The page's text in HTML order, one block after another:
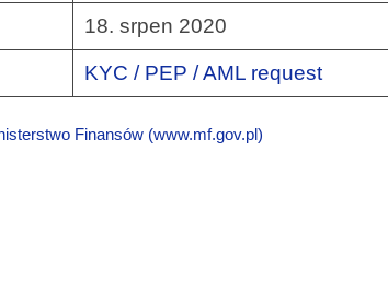
18. srpen 2020
KYC / PEP / AML request
Finansów (www.mf.gov.pl)